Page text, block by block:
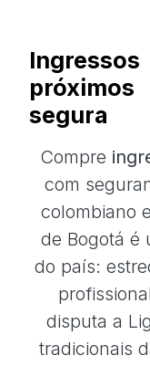
segura
Compre
com
colombiano
de Bogotá é
do país:
disputa a
tradicionais